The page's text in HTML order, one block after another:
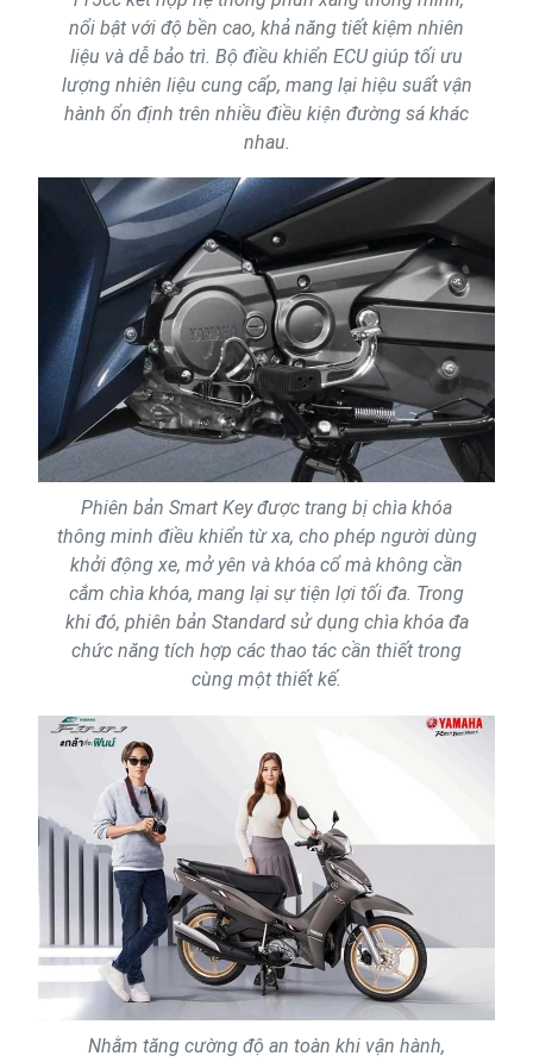
nổi bật với độ bền cao, khả năng tiết kiệm nhiên
liệu và dễ bảo trì. Bộ điều khiển ECU giúp tối ưu
lượng nhiên liệu cung cấp, mang lại hiệu suất vận
hành ổn định trên nhiều điều kiện đường sá khác
nhau.
Phiên bản Smart Key được trang bị chìa khóa
thông minh điều khiển từ xa, cho phép người dùng
khởi động xe, mở yên và khóa cổ mà không cần
cắm chìa khóa, mang lại sự tiện lợi tối đa. Trong
khi đó, phiên bản Standard sử dụng chìa khóa đa
chức năng tích hợp các thao tác cần thiết trong
cùng một thiết kế.
Nhằm tăng cường độ an toàn khi vận hành,